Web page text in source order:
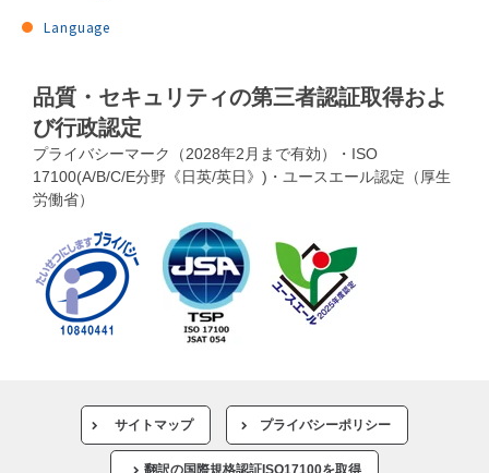
Language
品質・セキュリティの第三者認証取得およ
び行政認定
プライバシーマーク（2028年2月まで有効）・ISO
17100(A/B/C/E分野《日英/英日》)・ユースエール認定（厚生
労働省）
サイトマップ プライバシーポリシー